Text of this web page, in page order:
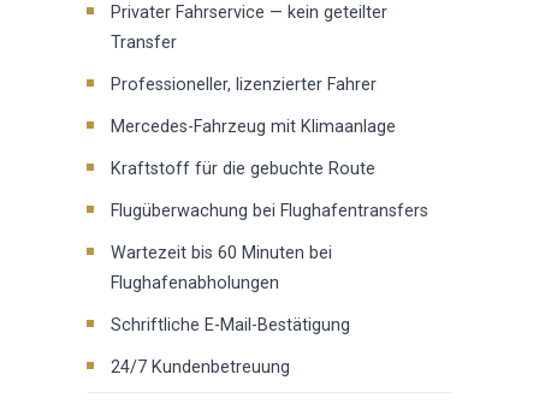
Privater Fahrservice — kein geteilter
Transfer
Professioneller, lizenzierter Fahrer
Mercedes-Fahrzeug mit Klimaanlage
Kraftstoff für die gebuchte Route
Flugüberwachung bei Flughafentransfers
Wartezeit bis 60 Minuten bei
Flughafenabholungen
Schriftliche E-Mail-Bestätigung
24/7 Kundenbetreuung